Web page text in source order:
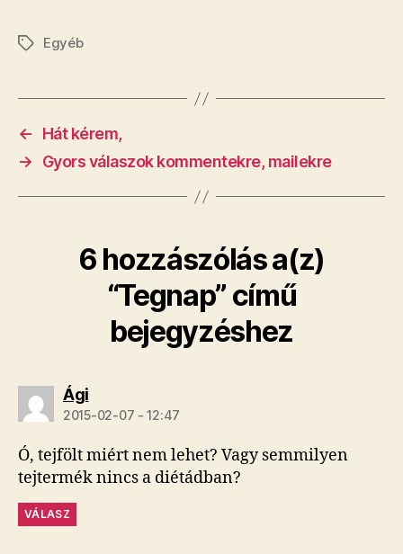
CímkékEgyéb
←
Hát kérem,
→
Gyors válaszok kommentekre, mailekre
6 hozzászólás a(z)
“Tegnap” című
bejegyzéshez
Ágiszerint:
2015-02-07 - 12:47
Ó, tejfölt miért nem lehet? Vagy semmilyen
tejtermék nincs a diétádban?
VÁLASZ